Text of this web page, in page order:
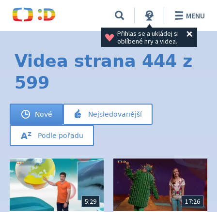
Přihlas se a ukládej si
oblíbené hry a videa.
MENU
Videa strana 444 z
599
Nové Nejsledovanější
Podle pořadu
5:29 17:26